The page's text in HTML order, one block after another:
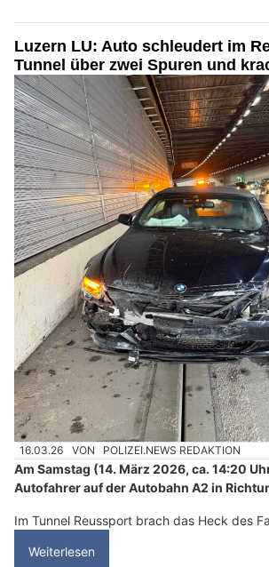
Luzern LU: Auto schleudert im
Tunnel über zwei Spuren und
16.03.26 VON POLIZEI.NEWS REDAKTION
Am Samstag (14. März 2026, ca. 14:20
Autofahrer auf der Autobahn A2 in
Im Tunnel Reussport brach das Heck des
Weiterlesen